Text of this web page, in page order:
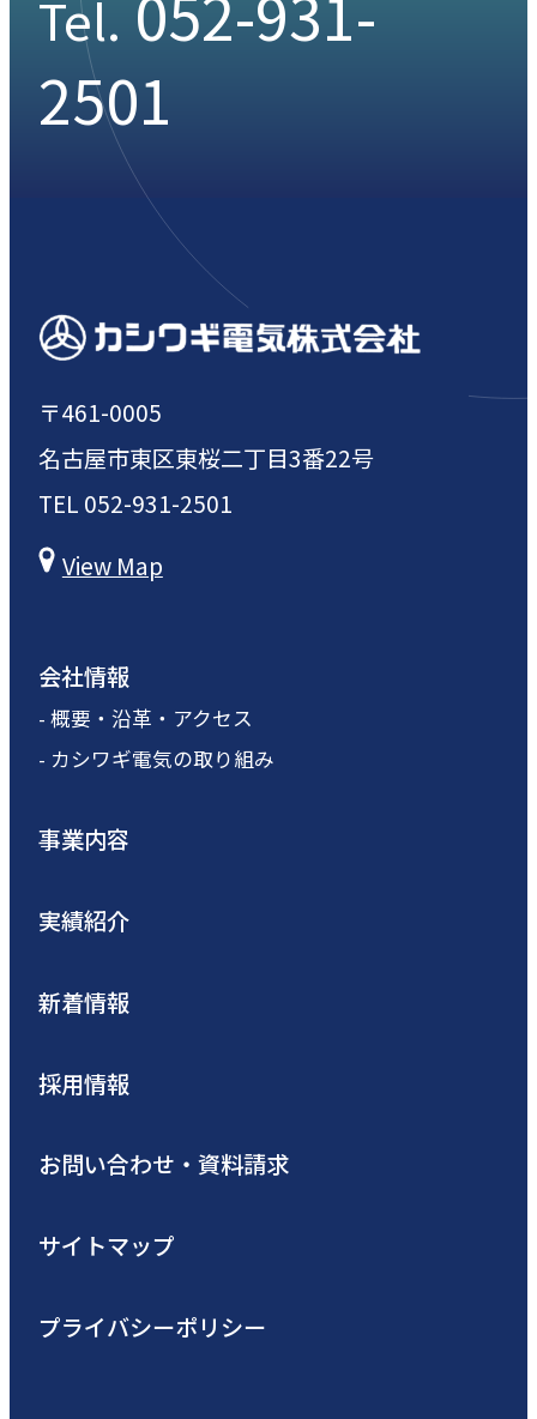
Tel.
2501
〒461-0005
名古屋市東区東桜二丁目3番22号
TEL 052-931-2501
View Map
会社情報
- 概要・沿革・アクセス
- カシワギ電気の取り組み
事業内容
実績紹介
新着情報
採用情報
お問い合わせ・資料請求
サイトマップ
プライバシーポリシー